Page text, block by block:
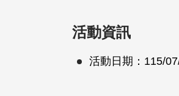
活動資訊
活動日期： 115/